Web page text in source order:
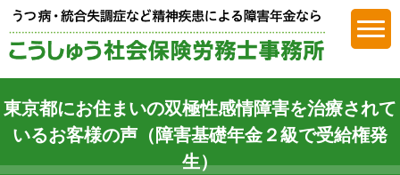
障害年金
東京都にお住まいの双極性感情障害を治療されて
いるお客様の声（障害基礎年金２級で受給権発
生）